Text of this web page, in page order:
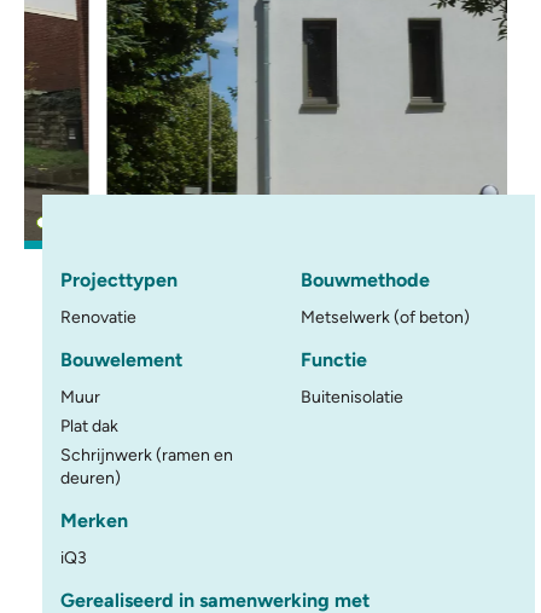
Projecttypen
Renovatie
Bouwmethode
Metselwerk (of beton)
Bouwelement
Muur
Plat dak
Schrijnwerk (ramen en
deuren)
Functie
Buitenisolatie
Merken
iQ3
Gerealiseerd in samenwerking met